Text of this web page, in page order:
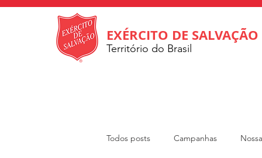
EXÉRCITO DE SALVAÇÃO
Território do Brasil
Todos posts Campanhas